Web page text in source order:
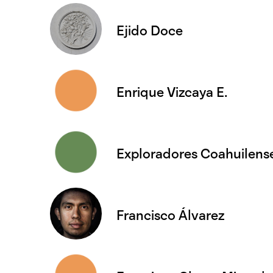
Ejido Doce
Enrique Vizcaya E.
Exploradores
Francisco Álvarez